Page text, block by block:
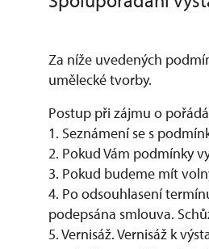
Za níže uvedených
umělecké tvorby.
Postup při zájmu o
1. Seznámení se s
2. Pokud Vám podmínky
3. Pokud budeme mít
4. Po odsouhlasení
podepsána smlouva.
5. Vernisáž. Vernisáž k